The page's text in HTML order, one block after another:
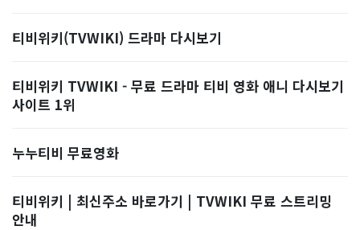
티비위키(TVWIKI) 드라마 다시보기
티비위키 TVWIKI - 무료 드라마 티비 영화 애니 다시보기
사이트 1위
누누티비 무료영화
티비위키 | 최신주소 바로가기 | TVWIKI 무료 스트리밍
안내